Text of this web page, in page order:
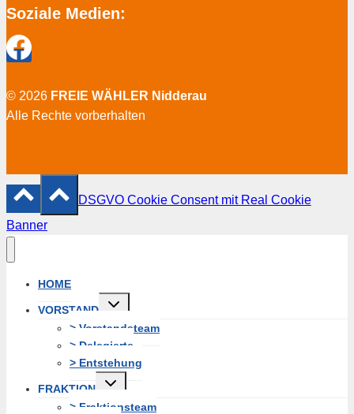
Soziale Medien:
© 2026 FREIE WÄHLER Nidderau
Alle Rechte vorberhalten
DSGVO Cookie Consent mit Real Cookie
Banner
HOME
VORSTAND
Untermenü
erweitern
> Vorstandsteam
> Delegierte
> Entstehung
FRAKTION
Untermenü
erweitern
> Fraktionsteam